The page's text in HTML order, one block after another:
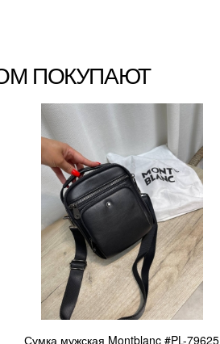
ПОКУПАЮТ
Сумка мужская Montblanc #PL-79625